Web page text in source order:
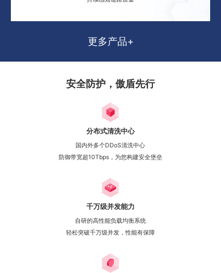
更多产品+
安全防护，傲盾先行
分布式清洗中心
国内外多个DDoS清洗中心
防御带宽超10Tbps，为您构建安全堡垒
千万级并发能力
自研的高性能负载均衡系统
轻松突破千万级并发，性能有保障